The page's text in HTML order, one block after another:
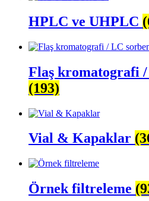
HPLC ve UHPLC
Flaş kromatografi
(193)
Vial & Kapaklar
Örnek filtreleme